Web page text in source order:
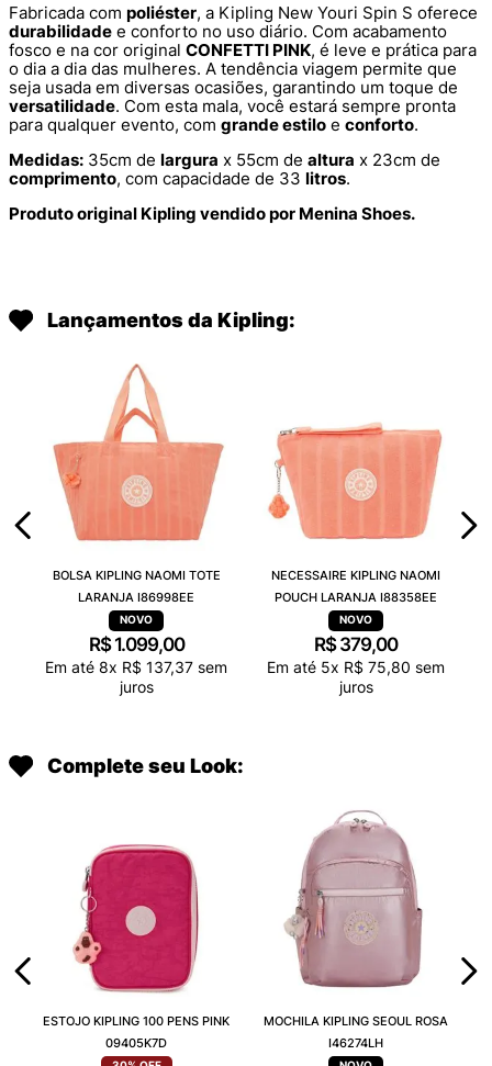
Fabricada com poliéster, a Kipling New Youri Spin S oferece
durabilidade e conforto no uso diário. Com acabamento
fosco e na cor original CONFETTI PINK, é leve e prática para
o dia a dia das mulheres. A tendência viagem permite que
seja usada em diversas ocasiões, garantindo um toque de
versatilidade. Com esta mala, você estará sempre pronta
para qualquer evento, com grande estilo e conforto.
Medidas: 35cm de largura x 55cm de altura x 23cm de
comprimento, com capacidade de 33 litros.
Produto original Kipling vendido por Menina Shoes.
Lançamentos da Kipling:
BOLSA KIPLING NAOMI TOTE
LARANJA I86998EE
R$ 1.099,00
Em até 8x R$ 137,37 sem
juros
NECESSAIRE KIPLING NAOMI
POUCH LARANJA I88358EE
R$ 379,00
Em até 5x R$ 75,80 sem
juros
Complete seu Look:
ESTOJO KIPLING 100 PENS PINK
09405K7D
MOCHILA KIPLING SEOUL ROSA
I46274LH